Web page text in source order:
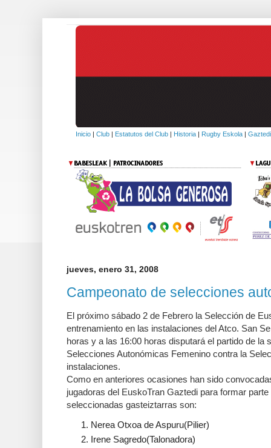
Inicio | Club | Estatutos del Club | Historia | Rugby Eskola |
jueves, enero 31, 2008
Campeonato de selecciones
El próximo sábado 2 de Febrero la Selección de
entrenamiento en las instalaciones del Atco. San
horas y a las 16:00 horas disputará el partido de la
Selecciones Autonómicas Femenino contra la
instalaciones.
Como en anteriores ocasiones han sido
jugadoras del EuskoTran Gaztedi para formar
seleccionadas gasteiztarras son:
Nerea Otxoa de Aspuru(Pilier)
Irene Sagredo(Talonadora)